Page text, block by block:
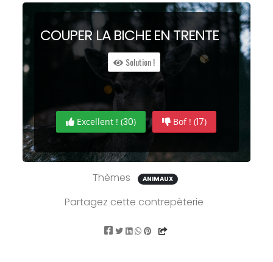
COUPER LA BICHEEN TRENTE
Solution !
Excellent ! (30) Bof ! (17)
Thèmes ANIMAUX
Partagez cette contrepèterie